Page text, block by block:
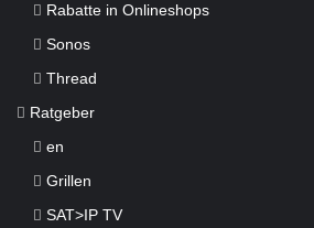
Rabatte in Onlineshops
Sonos
Thread
Ratgeber
en
Grillen
SAT>IP TV